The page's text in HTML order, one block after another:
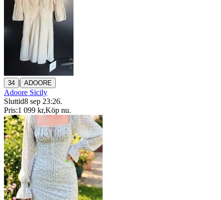
34 | ADOORE
Adoore Sicily
Sluttid8 sep 23:26.
Pris:1 099 kr,Köp nu.